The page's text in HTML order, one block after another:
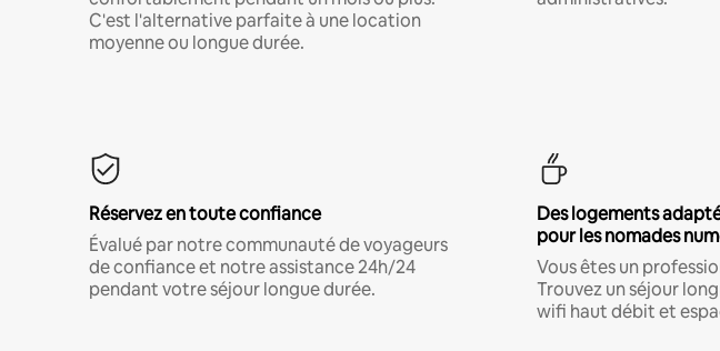
C'est l'alternative parfaite à une location
moyenne ou longue durée.
Réservez en toute confiance
Évalué par notre communauté de voyageurs
de confiance et notre assistance 24h/24
pendant votre séjour longue durée.
Des logements
pour les nomades
Vous êtes un
Trouvez un séjour
wifi haut débit et